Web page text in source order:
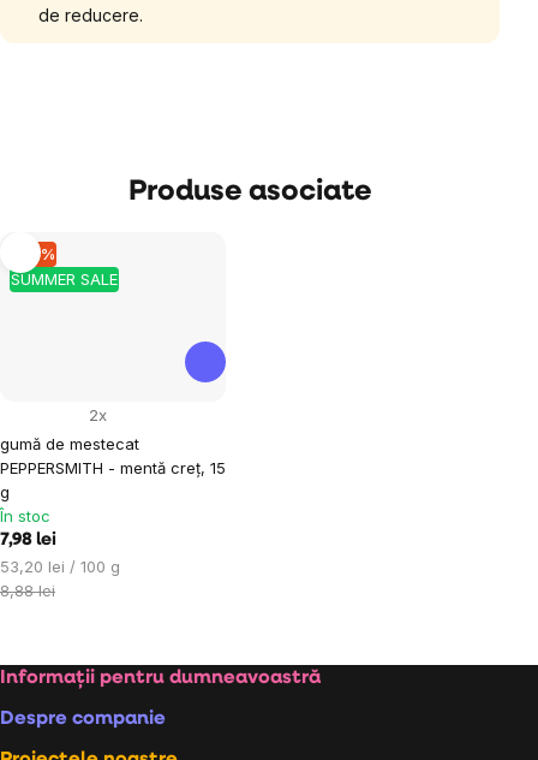
de reducere.
Produse asociate
SUMMER SALE
–10 %
gumă de mestecat
PEPPERSMITH - mentă creț, 15
g
2x
În stoc
7,98 lei
Evaluare
preţ:
53,20 lei / 100 g
8,88 lei
Subsol
Informații pentru dumneavoastră
Despre companie